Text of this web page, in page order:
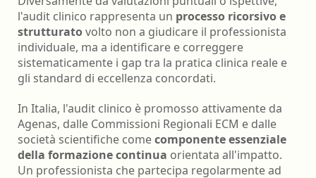
l'audit clinico rappresenta un processo ricorsivo e
strutturatovolto non a giudicare il professionista
individuale, ma a identificare e correggere
sistematicamente i gap tra la pratica clinica reale e
gli standard di eccellenza concordati.
In Italia, l'audit clinico è promosso attivamente da
Agenas, dalle Commissioni Regionali ECM e dalle
società scientifiche comecomponente essenziale
della formazione continua orientata all'impatto.
Un professionista che partecipa regolarmente ad